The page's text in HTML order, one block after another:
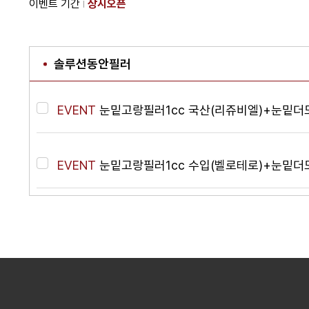
이벤트 기간 상시오픈
솔루션동안필러
EVENT 눈밑고랑필러1cc 국산(리쥬비엘)+눈밑더
EVENT 눈밑고랑필러1cc 수입(벨로테로)+눈밑더